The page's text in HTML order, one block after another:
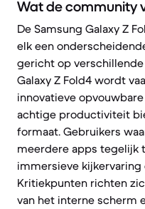
Wat de community
De Samsung Galaxy Z
elk een
gericht op
Galaxy Z Fold4 wordt
innovatieve
achtige productiviteit
formaat. Gebruikers
meerdere apps tegelijk
immersieve
Kritiekpunten richten
van het interne scherm